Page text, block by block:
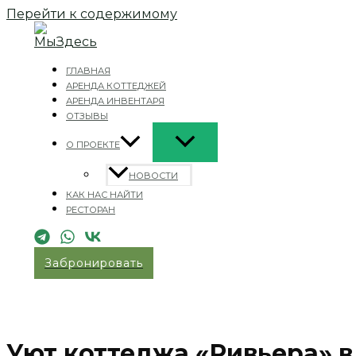
Перейти к содержимому
ГЛАВНАЯ
АРЕНДА КОТТЕДЖЕЙ
АРЕНДА ИНВЕНТАРЯ
ОТЗЫВЫ
О ПРОЕКТЕ
НОВОСТИ
КАК НАС НАЙТИ
РЕСТОРАН
Забронировать